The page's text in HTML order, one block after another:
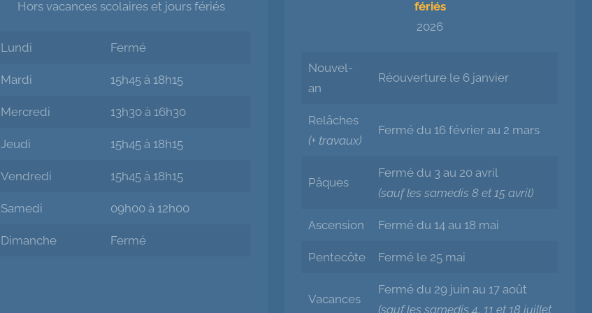
Hors vacances scolaires et jours fériés
Lundi Fermé
Mardi 15h45 à 18h15
Mercredi 13h30 à 16h30
Jeudi 15h45 à 18h15
Vendredi 15h45 à 18h15
Samedi 09h00 à 12h00
Dimanche Fermé
fériés
2026
Nouvel-
an
Réouverture le 6 janvier
Relâches
(+ travaux)
Fermé du 16 février au 2 mars
Pâques
Fermé du 3 au 20 avril
(sauf les samedis 8 et 15 avril)
Ascension Fermé du 14 au 18 mai
Pentecôte Fermé le 25 mai
Vacances
Fermé du 29 juin au 17 août
(sauf les samedis 4, 11 et 18 juillet